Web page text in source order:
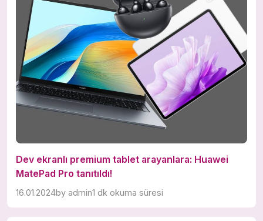
Dev ekranlı premium tablet arayanlara: Huawei
MatePad Pro tanıtıldı!
16.01.2024by admin1 dk okuma süresi